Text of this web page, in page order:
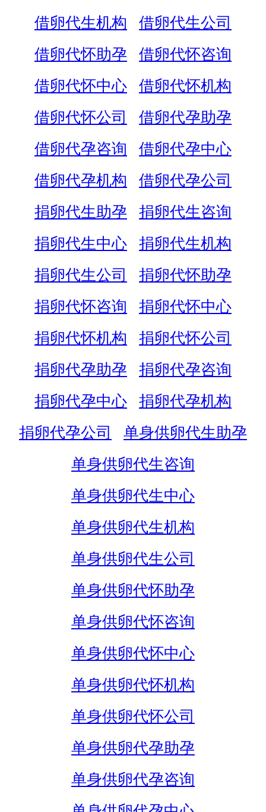
借卵代生机构
借卵代生公司
借卵代怀助孕
借卵代怀咨询
借卵代怀中心
借卵代怀机构
借卵代怀公司
借卵代孕助孕
借卵代孕咨询
借卵代孕中心
借卵代孕机构
借卵代孕公司
捐卵代生助孕
捐卵代生咨询
捐卵代生中心
捐卵代生机构
捐卵代生公司
捐卵代怀助孕
捐卵代怀咨询
捐卵代怀中心
捐卵代怀机构
捐卵代怀公司
捐卵代孕助孕
捐卵代孕咨询
捐卵代孕中心
捐卵代孕机构
捐卵代孕公司
单身供卵代生助孕
单身供卵代生咨询
单身供卵代生中心
单身供卵代生机构
单身供卵代生公司
单身供卵代怀助孕
单身供卵代怀咨询
单身供卵代怀中心
单身供卵代怀机构
单身供卵代怀公司
单身供卵代孕助孕
单身供卵代孕咨询